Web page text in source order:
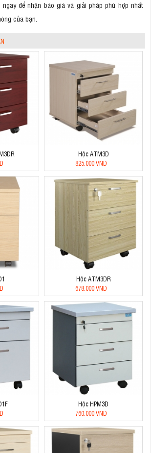
để nhận báo giá và giải pháp phù hợp nhất
của bạn.
Hộc ATM3D
825.000 VNĐ
Hộc ATM3DR
678.000 VNĐ
Hộc HPM3D
760.000 VNĐ